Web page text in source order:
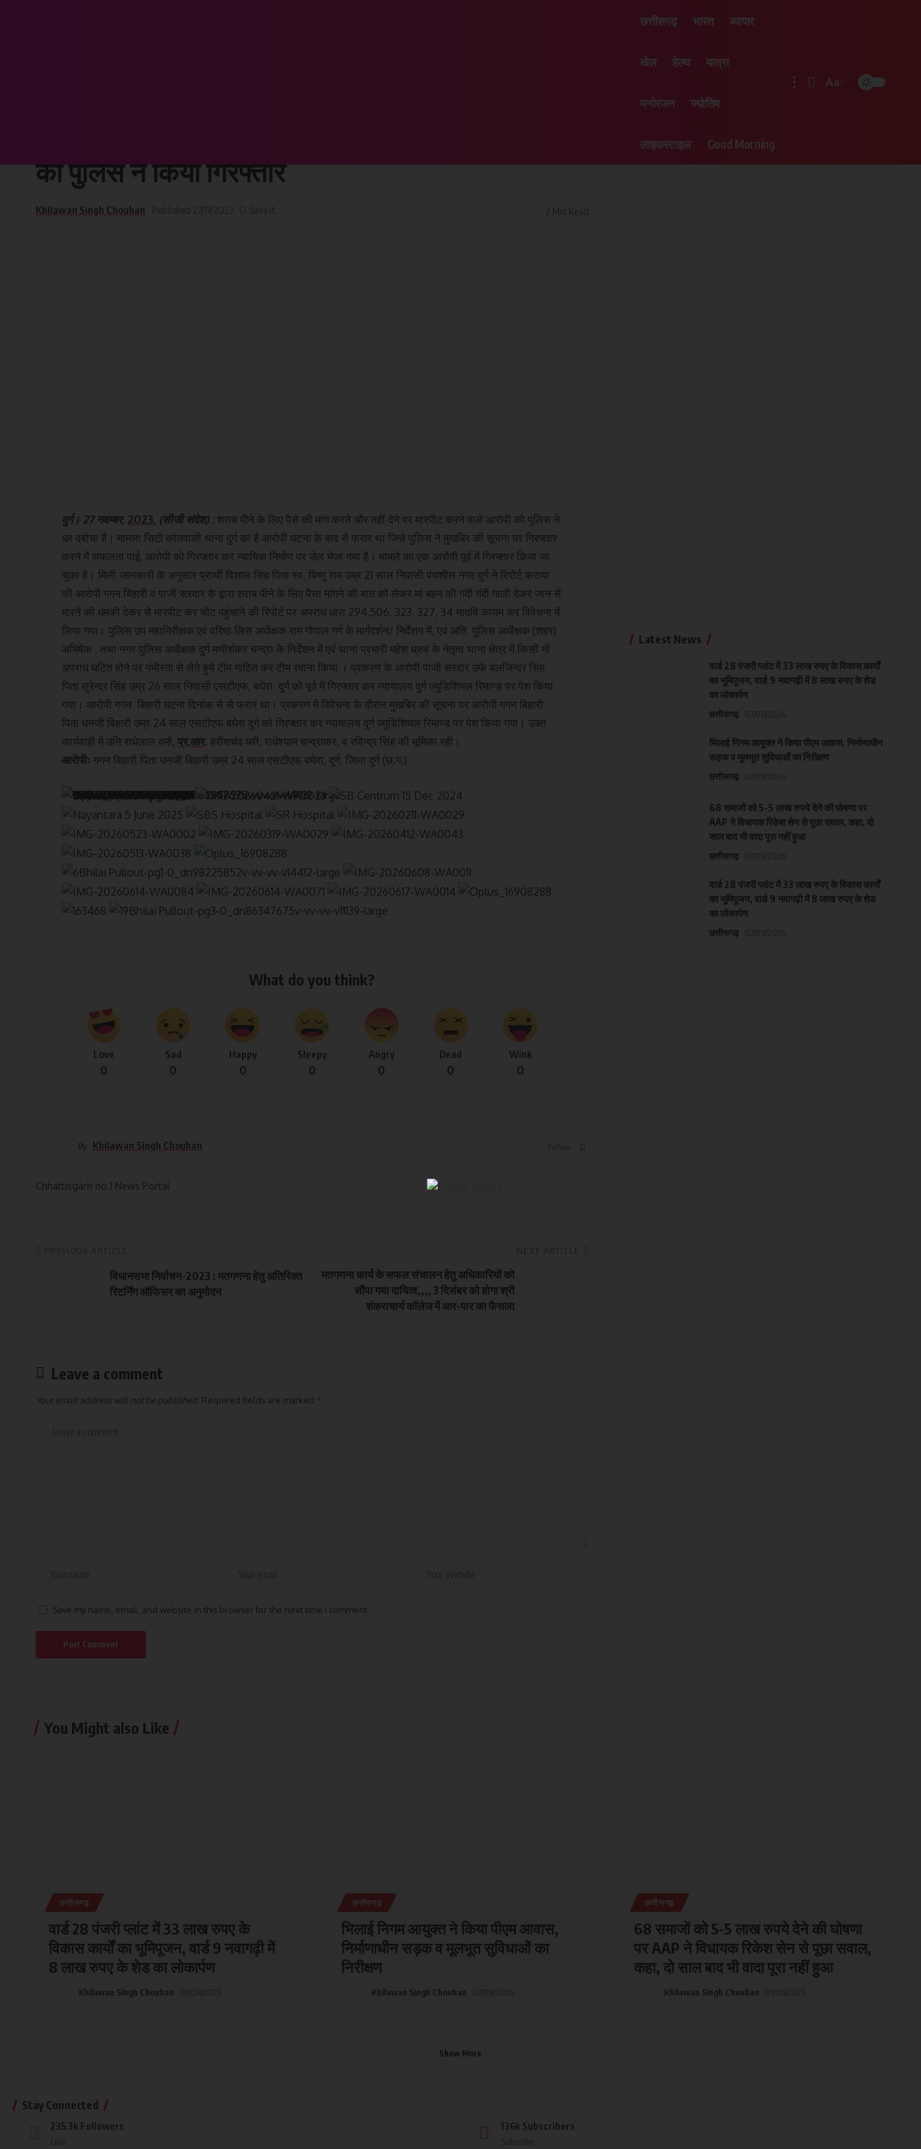
छत्तीसगढ़ भारत व्यापार
खेल हेल्थ यात्रा
मनोरंजन ज्योतिष
लाइफस्टाइल Good Morning
Aa
को पुलिस ने किया गिरफ्तार
Khilawan Singh Chouhan
दुर्ग। 27 नवम्बर, 2023, (सीजी संदेश) : शराब पीने के लिए पैसे की मांग करने और नहीं देने पर मारपीट करने वाले आरोपी को पुलिस ने
धर दबोचा है। मामला सिटी कोतवाली थाना दुर्ग का है आरोपी घटना के बाद से फरार था जिसे पुलिस ने मुखबिर की सूचना पर गिरफ्तार
करने में सफलता पाई, आरोपी को गिरफ्तार कर न्यायिक निर्माण पर जेल भेजा गया है। मामले का एक आरोपी पूर्व में गिरफ्तार किया जा
चुका है। मिली जानकारी के अनुसार प्रार्थी विशाल सिंह पिता स्व. विष्णु राम उम्र 21 साल निवासी पंचशील नगर दुर्ग ने रिपोर्ट कराया
की आरोपी गगन बिहारी व पाजी सरदार के द्वारा शराब पीने के लिए पैसा मांगने की बात को लेकर मां बहन की गंदी गंदी गाली देकर जान से
मारने की धमकी देकर से मारपीट कर चोट पहुंचाने की रिपोर्ट पर अपराध धारा 294,506, 323, 327, 34 भादवि कायम कर विवेचना में
लिया गया। पुलिस उप महानिरीक्षक एवं वरिष्ठ लिस अधीक्षक राम गोपाल गर्ग के मार्गदर्शन/ निर्देशन में, एवं अति. पुलिस अधीक्षक (शहर)
अभिषेक , तथा नगर पुलिस अधीक्षक दुर्ग मणीशंकर चन्द्रा के निर्देशन में एवं थाना प्रभारी महेश ध्रुव के नेतृत्व थाना क्षेत्र में किसी भी
अपराध घटित होने पर गंभीरता से लेते हुये टीम गाठित कर टीम रवाना किया । प्रकरण के आरोपी पाजी सरदार उर्फ बलजिन्दर सिंह
पिता सुरेन्द्र सिंह उम्र 26 साल निवासी एसटीएफ, बघेरा दुर्ग को पूर्व में गिरफ्तार कर न्यायालय दुर्ग ज्युडिशियल रिमाण्ड पर पेश किया
गया। आरोपी गगन बिहारी घटना दिनांक से से फरार था। प्रकरण में विवेचना के दौरान मुखबिर की सूचना पर आरोपी गगन बिहारी
पिता धनजी बिहारी उम्र 24 साल एसटीएफ बघेरा दुर्ग को गिरफ्तार कर न्यायालय दुर्ग ज्युडिशियल रिमाण्ड पर पेश किया गया। उक्त
कार्यवाही में उनि राधेलाल वर्मा,प्र.आर. हरीशचंद धरी, राधेश्याम चन्द्राकर, व रविन्द्र सिंह की भूमिका रही।
आरोपीः गगन बिहारी पिता धनजी बिहारी उम्र 24 साल एसटीएफ बघेरा, दुर्ग, जिला दुर्ग (छ.ग.)
What do you think?
Love
0
Sad
0
Happy
0
Sleepy
0
Angry
0
Dead
0
Wink
0
By Khilawan Singh Chouhan
Chhattisgarh no.1 News Portal
विधानसभा निर्वाचन-2023 : मतगणना हेतु अतिरिक्त
रिटर्निंग ऑफिसर का अनुमोदन
मतगणना कार्य के सफल संचालन हेतु अधिकारियों को
सौंपा गया दायित्व,,,, 3 दिसंबर को होगा श्री
शंकराचार्य कॉलेज में आर-पार का फैसला
Leave a comment
Your email address will not be published. Required fields are marked *
Save my name, email, and website in this browser for the next time I comment.
Latest News
वार्ड 28 पंजरी प्लांट में 33 लाख रुपए के विकास कार्यों
का भूमिपूजन, वार्ड 9 नवागढ़ी में 8 लाख रुपए के शेड
का लोकार्पण
छत्तीसगढ़
भिलाई निगम आयुक्त ने किया पीएम आवास, निर्माणाधीन
सड़क व मूलभूत सुविधाओं का निरीक्षण
छत्तीसगढ़
68 समाजों को 5-5 लाख रुपये देने की घोषणा पर
AAP ने विधायक रिकेश सेन से पूछा सवाल, कहा, दो
साल बाद भी वादा पूरा नहीं हुआ
छत्तीसगढ़
वार्ड 28 पंजरी प्लांट में 33 लाख रुपए के विकास कार्यों
का भूमिपूजन, वार्ड 9 नवागढ़ी में 8 लाख रुपए के शेड
का लोकार्पण
छत्तीसगढ़
You Might also Like
छत्तीसगढ़
वार्ड 28 पंजरी प्लांट में 33 लाख रुपए के
विकास कार्यों का भूमिपूजन, वार्ड 9 नवागढ़ी में
8 लाख रुपए के शेड का लोकार्पण
Khilawan Singh Chouhan
छत्तीसगढ़
भिलाई निगम आयुक्त ने किया पीएम आवास,
निर्माणाधीन सड़क व मूलभूत सुविधाओं का
निरीक्षण
Khilawan Singh Chouhan
छत्तीसगढ़
68 समाजों को 5-5 लाख रुपये देने की घोषणा
पर AAP ने विधायक रिकेश सेन से पूछा सवाल,
कहा, दो साल बाद भी वादा पूरा नहीं हुआ
Khilawan Singh Chouhan
Show More
Stay Connected
235.3k Followers 136k Subscribers